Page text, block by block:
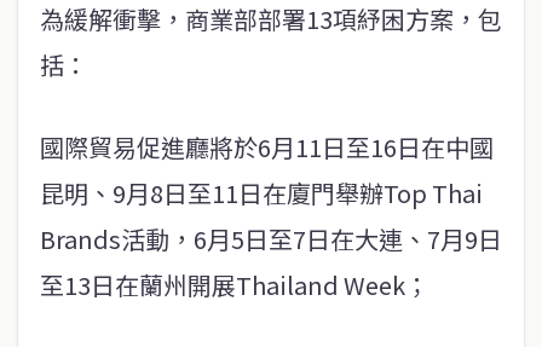
為緩解衝擊，商業部部署13項紓困方案，包
括：
國際貿易促進廳將於6月11日至16日在中國
昆明、9月8日至11日在廈門舉辦Top Thai
Brands活動，6月5日至7日在大連、7月9日
至13日在蘭州開展Thailand Week；